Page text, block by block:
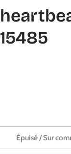
Épuisé / Sur